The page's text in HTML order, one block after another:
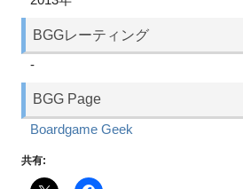
BGGレーティング
-
BGG Page
Boardgame Geek
共有: